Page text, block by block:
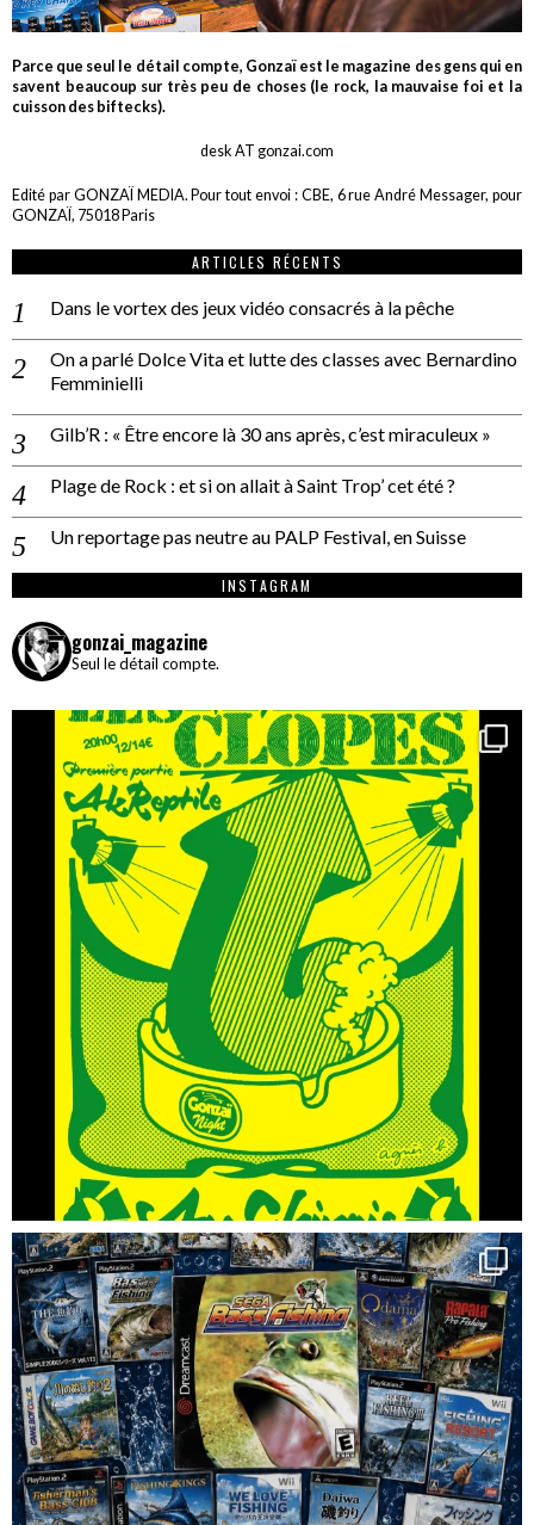
Parce que seul le détail compte, Gonzaï est le magazine des gens qui en
savent beaucoup sur très peu de choses (le rock, la mauvaise foi et la
cuisson des biftecks).
desk AT gonzai.com
Edité par GONZAÏ MEDIA. Pour tout envoi : CBE, 6 rue André Messager, pour
GONZAÏ, 75018 Paris
ARTICLES RÉCENTS
Dans le vortex des jeux vidéo consacrés à la pêche
On a parlé Dolce Vita et lutte des classes avec Bernardino
Femminielli
Gilb’R : « Être encore là 30 ans après, c’est miraculeux »
Plage de Rock : et si on allait à Saint Trop’ cet été ?
Un reportage pas neutre au PALP Festival, en Suisse
INSTAGRAM
gonzai_magazine
Seul le détail compte.